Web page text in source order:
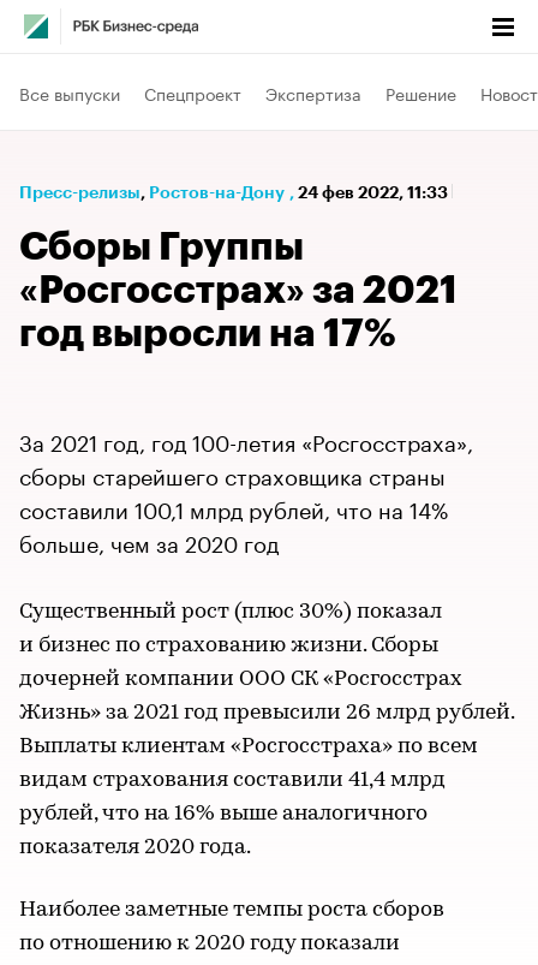
Все выпуски Спецпроект Экспертиза Решение
Пресс-релизы⁠, Ростов-на-Дону , 24 фев 2022, 11:33
Сборы Группы
«Росгосстрах» за 2021
год выросли на 17%
За 2021 год, год 100-летия «Росгосстраха»,
сборы старейшего страховщика страны
составили 100,1 млрд рублей, что на 14%
больше, чем за 2020 год
Существенный рост (плюс 30%) показал
и бизнес по страхованию жизни. Сборы
дочерней компании ООО СК «Росгосстрах
Жизнь» за 2021 год превысили 26 млрд рублей.
Выплаты клиентам «Росгосстраха» по всем
видам страхования составили 41,4 млрд
рублей, что на 16% выше аналогичного
показателя 2020 года.
Наиболее заметные темпы роста сборов
по отношению к 2020 году показали